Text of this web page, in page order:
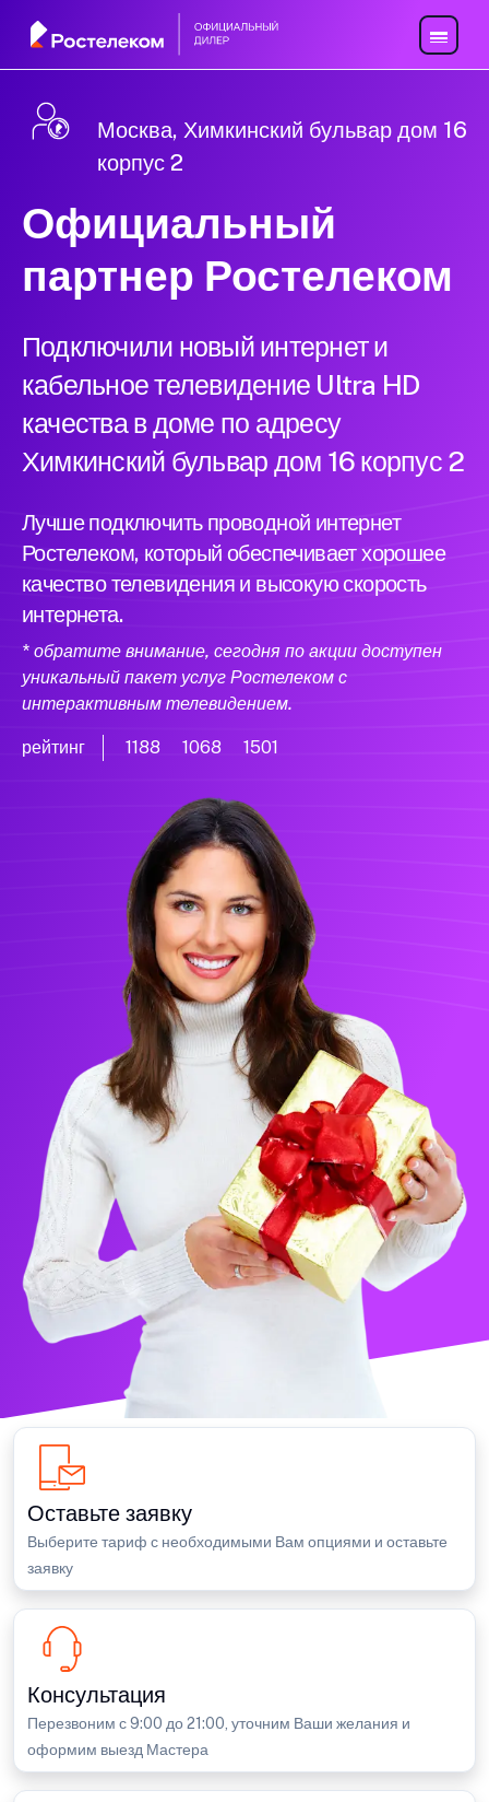
Москва, Химкинский бульвар дом 16
корпус 2
Официальный
партнер Ростелеком
Подключили новый интернет и
кабельное телевидение Ultra HD
качества в доме по адресу
Химкинский бульвар дом 16 корпус 2
Лучше подключить проводной интернет
Ростелеком, который обеспечивает хорошее
качество телевидения и высокую скорость
интернета.
* обратите внимание, сегодня по акции доступен
уникальный пакет услуг Ростелеком с
интерактивным телевидением.
рейтинг 1188 1068 1501
Оставьте заявку
Выберите тариф с необходимыми Вам опциями и оставьте
заявку
Консультация
Перезвоним с 9:00 до 21:00, уточним Ваши желания и
оформим выезд Мастера